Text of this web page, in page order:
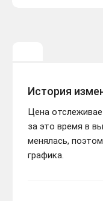
История
Цена
за это время в
менялась,
графика.